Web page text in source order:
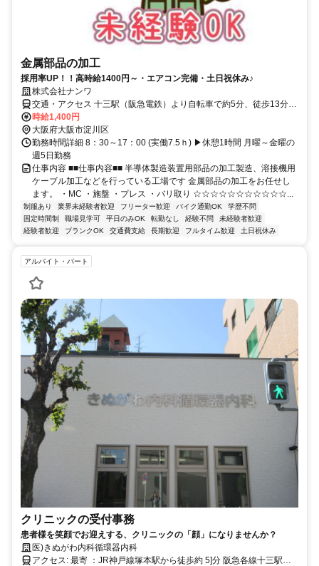
金属部品の加工
採用率UP！！高時給1400円～・エアコン完備・土日祝休み♪
株式会社ナンワ
交通・アクセス 十三駅（阪急電鉄）より自転車で約5分、徒歩13分ほ
ど
時給1,400円
大阪府大阪市淀川区
勤務時間詳細 8：30～17：00 (実働7.5ｈ) ▶休憩1時間 月曜～金曜の
週5日勤務
仕事内容 ■■仕事内容■■ 半導体製造装置用部品の加工製造、溶接機用
ケーブル加工などを行っている工場です 金属部品の加工をお任せし
ます。 ・MC ・施盤 ・プレス ・バリ取り ☆☆☆☆☆☆☆☆☆☆☆...
制服あり 業界未経験者歓迎 フリーター歓迎 バイク通勤OK
学歴不問
固定時間制
職場見学可 平日のみOK 転勤なし 経験不問
未経験者歓迎
経験者歓迎
ブランクOK 交通費支給 長期歓迎 フルタイム歓迎 土日祝休み
アルバイト・パート
クリニックの受付事務
患者様を笑顔でお迎えする、クリニックの「顔」になりませんか？
医)きぬがわ内科循環器内科
アクセス: 最寄 ：JR神戸線塚本駅から徒歩約 5]分 阪急各線十三駅よ